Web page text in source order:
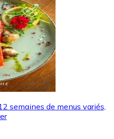
semaines de menus variés,